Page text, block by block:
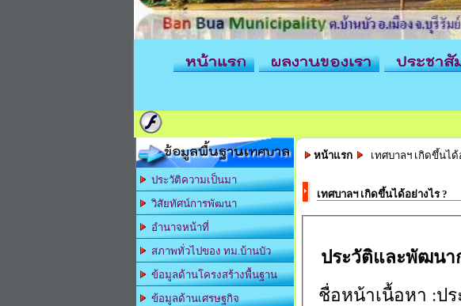
หน้าแรก ผลงานของเรา ประชา
ข้อมูลพื้นฐานเทศบาล
ประวัติความเป็นมา
วิสัยทัศน์การพัฒนา
อำนาจหน้าที่
สภาพทั่วไปของ ทม.บ้านบัว
ข้อมูลด้านโครงสร้างพื้นฐาน
ข้อมูลด้านเศรษฐกิจ
หน้าแรก เทศบาลฯ เกิดขึ้นได้
เทศบาลฯ เกิดขึ้นได้อย่างไร ?
ประวัติและพัฒนา
ชื่อหน้าเนื้อหา :ป